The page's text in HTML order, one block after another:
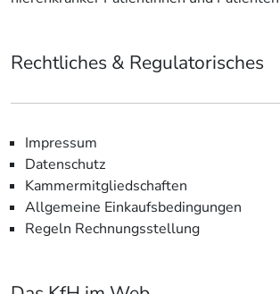
Rechtliches & Regulatorisches
Impressum
Datenschutz
Kammermitgliedschaften
Allgemeine Einkaufsbedingungen
Regeln Rechnungsstellung